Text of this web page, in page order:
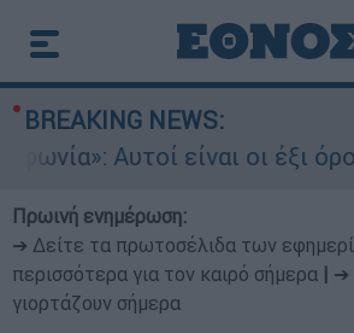
BREAKING NEWS:
Αυτοί είναι οι έξι όροι
Πρωινή ενημέρωση:
➔ Δείτε τα πρωτοσέλιδα των
περισσότερα για τον καιρό σήμερα
➔
γιορτάζουν σήμερα